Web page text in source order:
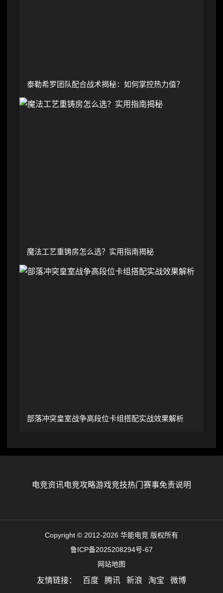
泰勒希罗团队配合战术揭秘：如何掌控热力值？
魔法工艺重铸房怎么选？实用指南揭秘
部落冲突皇室战争高段位卡组搭配实战效果解析
电竞资讯电竞攻略游戏竞技热门赛事免责说明
Copyright © 2012-2026 华能电竞 版权所有
鲁ICP备2025208294号-67
网站地图
友情链接： 百度 腾讯 新浪 淘宝 微博